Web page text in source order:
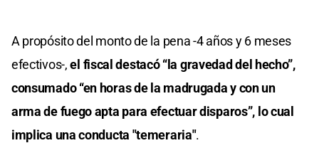
A propósito del monto de la pena -4 años y 6 meses
efectivos-,el fiscal destacó “la gravedad del hecho”,
consumado “en horas de la madrugada y con un
arma de fuego apta para efectuar disparos”, lo cual
implica una conducta "temeraria".